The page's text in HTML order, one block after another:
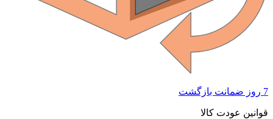
عودت کالا